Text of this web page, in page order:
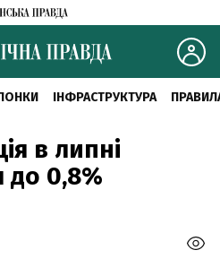
ІНФРАСТРУКТУРА
в липні
до 0,8%